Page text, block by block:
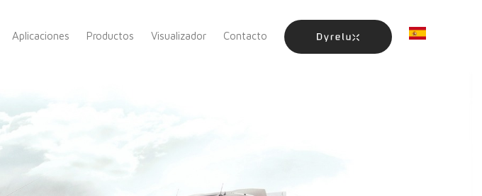
Aplicaciones Productos Visualizador Contacto